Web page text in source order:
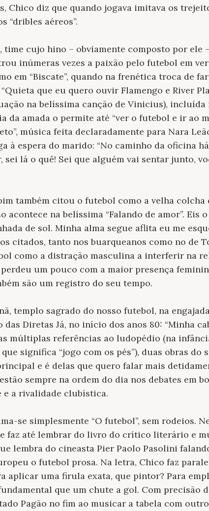
Chico diz que quando jogava imitava os
“dribles aéreos”.
time cujo hino – obviamente composto por ele
inúmeras vezes a paixão pelo futebol em
em “Biscate”, quando na frenética troca de
que eu quero ouvir Flamengo e River
na belíssima canção de Vinicius),
da amada o permite até “ver o futebol e ir ao
música feita declaradamente para Nara
à espera do marido: “No caminho da oficina
sei lá o quê! Sei que alguém vai sentar junto,
também citou o futebol como a velha
acontece na belíssima “Falando de amor”. Eis
de sol. Minha alma segue aflita eu me
citados, tanto nos buarqueanos como no de
como a distração masculina a interferir na
perdeu um pouco com a maior presença
são um registro do seu tempo.
templo sagrado do nosso futebol, na
Diretas Já, no início dos anos 80: “Minha
múltiplas referências ao ludopédio (na
significa “jogo com os pés”), duas obras do
e é delas que quero falar mais
sempre na ordem do dia nos debates em
a rivalidade clubística.
se simplesmente “O futebol”, sem rodeios.
faz até lembrar do livro do crítico literário e
lembra do cineasta Pier Paolo Pasolini
o futebol prosa. Na letra, Chico faz
aplicar uma firula exata, que pintor? Para
que um chute a gol. Com precisão
Pagão no fim ao musicar a tabela com